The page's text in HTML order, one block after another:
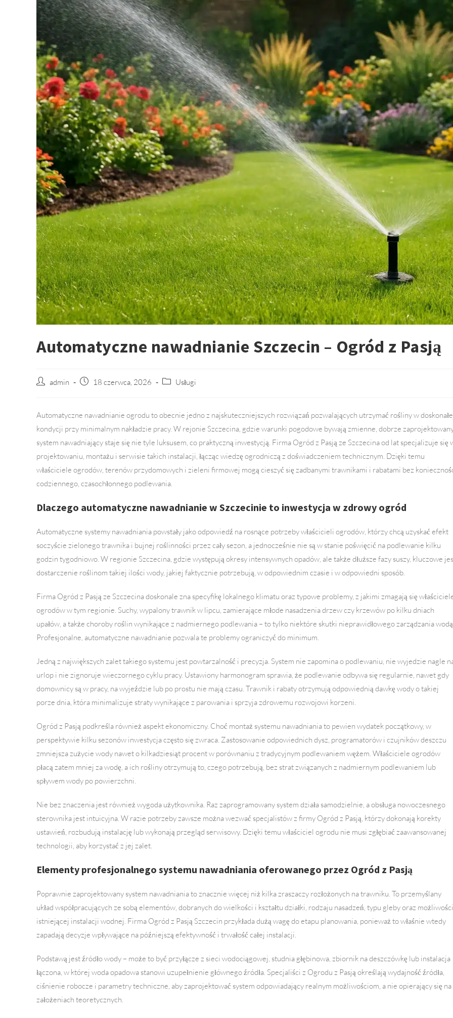
Automatyczne nawadnianie Szczecin – Ogród z Pasją
Post admin
Post 18 czerwca, 2026
Post Usługi
Automatyczne nawadnianie ogrodu to obecnie jedno z najskuteczniejszych rozwiązań pozwalających utrzymać rośliny w
kondycji przy minimalnym nakładzie pracy. W rejonie Szczecina, gdzie warunki pogodowe bywają zmienne, dobrze
system nawadniający staje się nie tyle luksusem, co praktyczną inwestycją. Firma Ogród z Pasją ze Szczecina od lat specjalizuje się
projektowaniu, montażu i serwisie takich instalacji, łącząc wiedzę ogrodniczą z doświadczeniem technicznym. Dzięki temu
właściciele ogrodów, terenów przydomowych i zieleni firmowej mogą cieszyć się zadbanymi trawnikami i rabatami bez
codziennego, czasochłonnego podlewania.
Dlaczego automatyczne nawadnianie w Szczecinie to inwestycja w zdrowy ogród
Automatyczne systemy nawadniania powstały jako odpowiedź na rosnące potrzeby właścicieli ogrodów, którzy chcą uzyskać efekt
soczyście zielonego trawnika i bujnej roślinności przez cały sezon, a jednocześnie nie są w stanie poświęcić na podlewanie kilku
godzin tygodniowo. W regionie Szczecina, gdzie występują okresy intensywnych opadów, ale także dłuższe fazy suszy, kluczowe
dostarczenie roślinom takiej ilości wody, jakiej faktycznie potrzebują, w odpowiednim czasie i w odpowiedni sposób.
Firma Ogród z Pasją ze Szczecina doskonale zna specyfikę lokalnego klimatu oraz typowe problemy, z jakimi zmagają się
ogrodów w tym regionie. Suchy, wypalony trawnik w lipcu, zamierające młode nasadzenia drzew czy krzewów po kilku dniach
upałów, a także choroby roślin wynikające z nadmiernego podlewania – to tylko niektóre skutki nieprawidłowego zarządzania
Profesjonalne, automatyczne nawadnianie pozwala te problemy ograniczyć do minimum.
Jedną z największych zalet takiego systemu jest powtarzalność i precyzja. System nie zapomina o podlewaniu, nie wyjedzie nagle
urlop i nie zignoruje wieczornego cyklu pracy. Ustawiony harmonogram sprawia, że podlewanie odbywa się regularnie, nawet gdy
domownicy są w pracy, na wyjeździe lub po prostu nie mają czasu. Trawnik i rabaty otrzymują odpowiednią dawkę wody o takiej
porze dnia, która minimalizuje straty wynikające z parowania i sprzyja zdrowemu rozwojowi korzeni.
Ogród z Pasją podkreśla również aspekt ekonomiczny. Choć montaż systemu nawadniania to pewien wydatek początkowy, w
perspektywie kilku sezonów inwestycja często się zwraca. Zastosowanie odpowiednich dysz, programatorów i czujników deszczu
zmniejsza zużycie wody nawet o kilkadziesiąt procent w porównaniu z tradycyjnym podlewaniem wężem. Właściciele ogrodów
płacą zatem mniej za wodę, a ich rośliny otrzymują to, czego potrzebują, bez strat związanych z nadmiernym podlewaniem lub
spływem wody po powierzchni.
Nie bez znaczenia jest również wygoda użytkownika. Raz zaprogramowany system działa samodzielnie, a obsługa nowoczesnego
sterownika jest intuicyjna. W razie potrzeby zawsze można wezwać specjalistów z firmy Ogród z Pasją, którzy dokonają korekty
ustawień, rozbudują instalację lub wykonają przegląd serwisowy. Dzięki temu właściciel ogrodu nie musi zgłębiać zaawansowanej
technologii, aby korzystać z jej zalet.
Elementy profesjonalnego systemu nawadniania oferowanego przez Ogród z Pasją
Poprawnie zaprojektowany system nawadniania to znacznie więcej niż kilka zraszaczy rozłożonych na trawniku. To przemyślany
układ współpracujących ze sobą elementów, dobranych do wielkości i kształtu działki, rodzaju nasadzeń, typu gleby oraz możliwości
istniejącej instalacji wodnej. Firma Ogród z Pasją Szczecin przykłada dużą wagę do etapu planowania, ponieważ to właśnie wtedy
zapadają decyzje wpływające na późniejszą efektywność i trwałość całej instalacji.
Podstawą jest źródło wody – może to być przyłącze z sieci wodociągowej, studnia głębinowa, zbiornik na deszczówkę lub instalacja
łączona, w której woda opadowa stanowi uzupełnienie głównego źródła. Specjaliści z Ogrodu z Pasją określają wydajność źródła,
ciśnienie robocze i parametry techniczne, aby zaprojektować system odpowiadający realnym możliwościom, a nie opierający się na
założeniach teoretycznych.